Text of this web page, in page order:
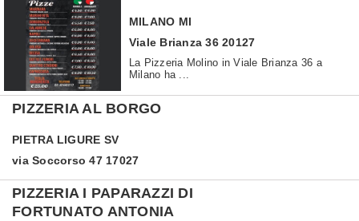
MILANO MI
Viale Brianza 36 20127
La Pizzeria Molino in Viale Brianza 36 a
Milano ha ...
PIZZERIA AL BORGO
PIETRA LIGURE SV
via Soccorso 47 17027
PIZZERIA I PAPARAZZI DI
FORTUNATO ANTONIA